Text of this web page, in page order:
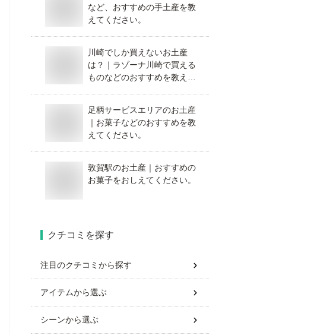
など、おすすめの手土産を教
えてください。
川崎でしか買えないお土産
は？｜ラゾーナ川崎で買える
ものなどのおすすめを教えて
足柄サービスエリアのお土産
｜お菓子などのおすすめを教
えてください。
敦賀駅のお土産｜おすすめの
お菓子をおしえてください。
クチコミを探す
注目のクチコミから探す
アイテムから選ぶ
シーンから選ぶ